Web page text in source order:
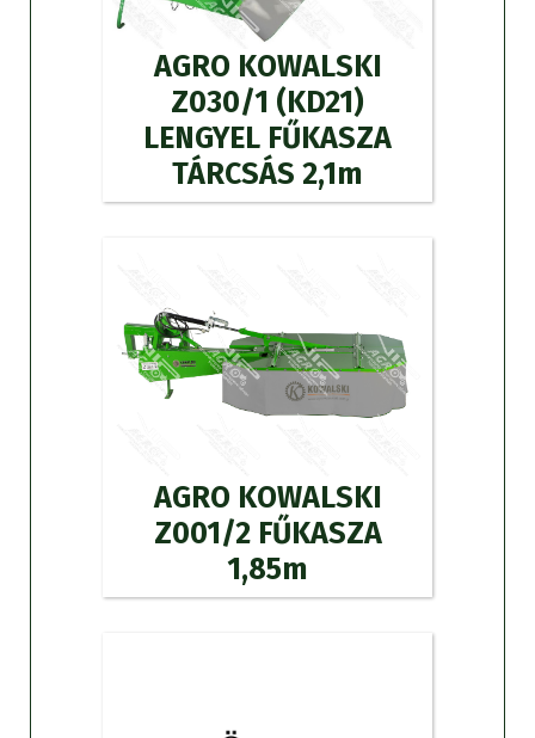
AGRO KOWALSKI
Z030/1 (KD21)
LENGYEL FŰKASZA
TÁRCSÁS 2,1m
AGRO KOWALSKI
Z001/2 FŰKASZA
1,85m